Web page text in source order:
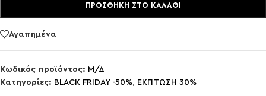
ΠΡΟΣΘΉΚΗ ΣΤΟ ΚΑΛΆΘΙ
Αγαπημένα
Κωδικός προϊόντος: Μ/Δ
Κατηγορίες: BLACK FRIDAY -50%, ΕΚΠΤΩΣΗ 30%